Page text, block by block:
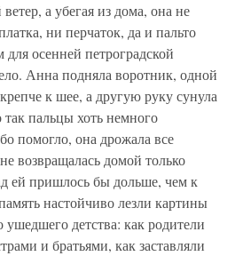
а убегая из дома, она не
ни перчаток, да и пальто
осенней петроградской
Анна подняла воротник, одной
к шее, а другую руку сунула
так пальцы хоть немного
помогло, она дрожала все
возвращалась домой только
ей пришлось бы дольше, чем к
настойчиво лезли картины
детства: как родители
и братьями, как заставляли